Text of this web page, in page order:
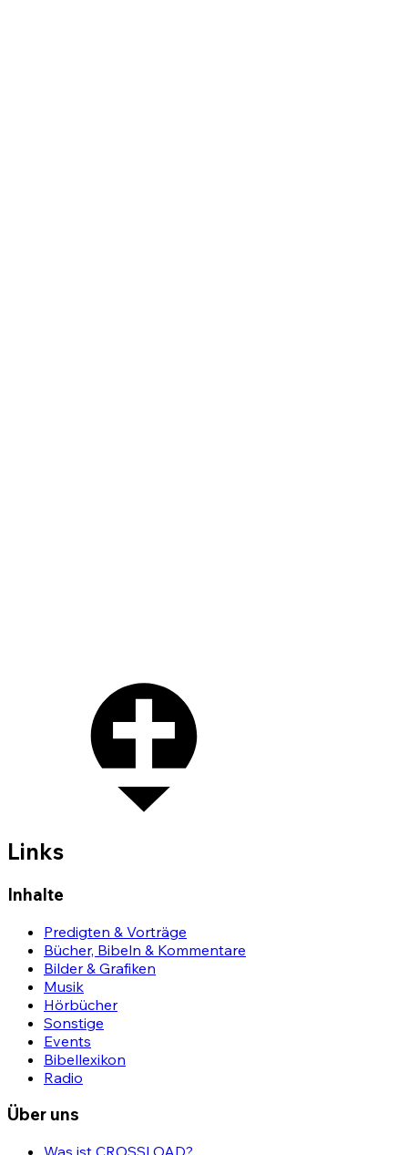
Links
Inhalte
Predigten & Vorträge
Bücher, Bibeln & Kommentare
Bilder & Grafiken
Musik
Hörbücher
Sonstige
Events
Bibellexikon
Radio
Über uns
Was ist CROSSLOAD?